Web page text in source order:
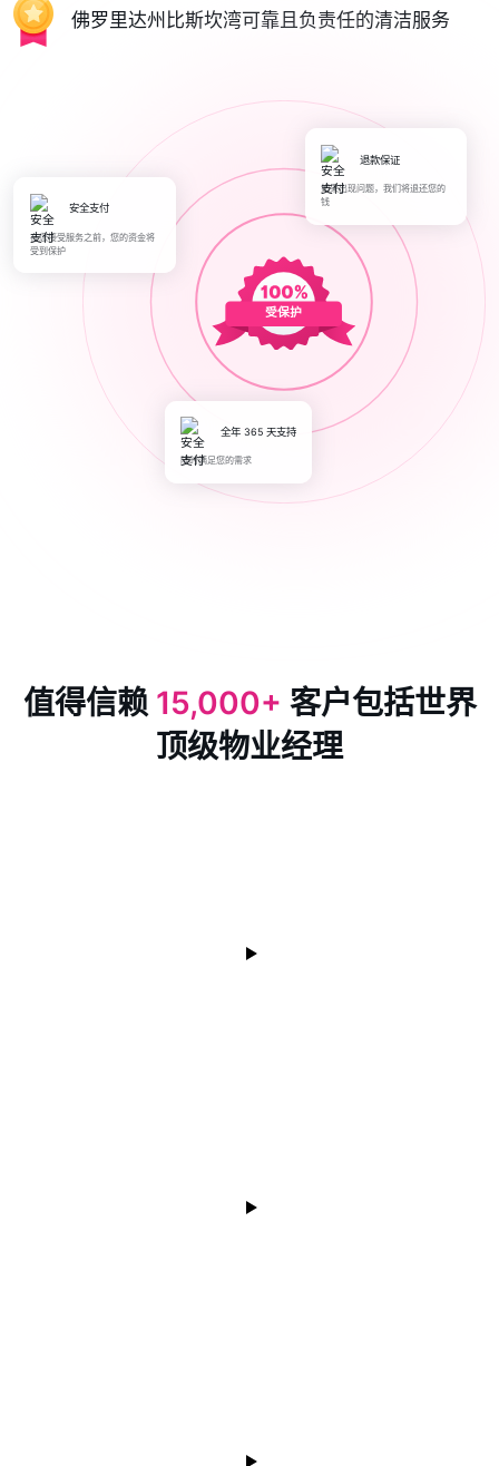
佛罗里达州比斯坎湾可靠且负责任的清洁服务
受保护
安全支付
在您接受服务之前，您的资金将
受到保护
退款保证
如果出现问题，我们将退还您的
钱
全年 365 天支持
随时满足您的需求
值得信赖 15,000+ 客户包括世界
顶级物业经理